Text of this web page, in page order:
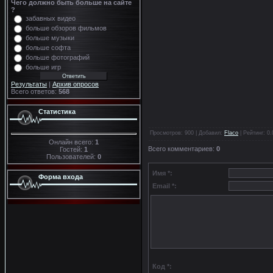
Чего должно быть больше на сайте
?
забавных видео
больше обзоров фильмов
больше музыки
больше софта
больше фотографий
больше игр
Результаты | Архив опросов
Всего ответов: 568
Статистика
Онлайн всего: 1
Гостей: 1
Пользователей: 0
Форма входа
Просмотров : 900 | Добавил: Flaco Рейтинг:
Всего комментариев: 0
Имя *:
Email *:
Код *: